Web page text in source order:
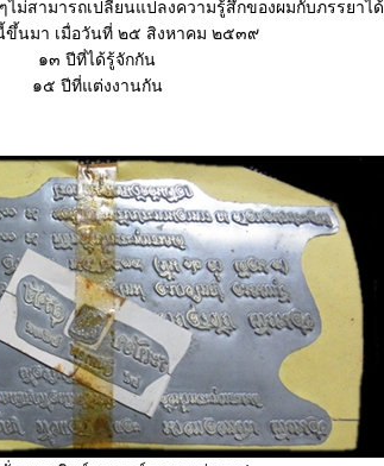
ไม่สามารถเปลี่ยนแปลงความรู้สึกของผมกับภรรยาได้
ขึ้นมา เมื่อวันที่ ๒๕ สิงหาคม ๒๕๓๙
๑๓ ปีที่ได้รู้จักกัน
๑๕ ปีที่แต่งงานกัน